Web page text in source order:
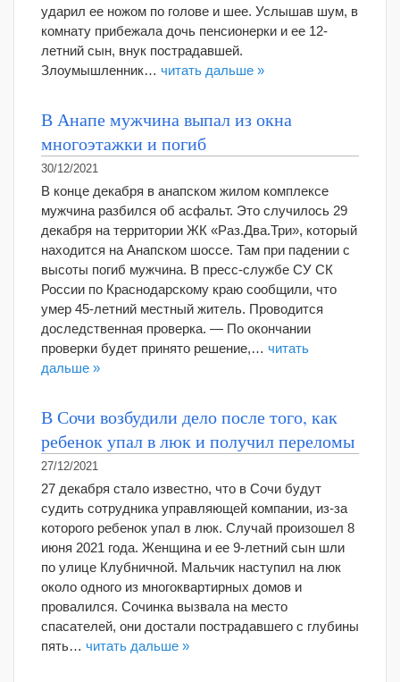
ударил ее ножом по голове и шее. Услышав шум, в
комнату прибежала дочь пенсионерки и ее 12-
летний сын, внук пострадавшей.
Злоумышленник… читать дальше »
В Анапе мужчина выпал из окна
многоэтажки и погиб
30/12/2021
В конце декабря в анапском жилом комплексе
мужчина разбился об асфальт. Это случилось 29
декабря на территории ЖК «Раз.Два.Три», который
находится на Анапском шоссе. Там при падении с
высоты погиб мужчина. В пресс-службе СУ СК
России по Краснодарскому краю сообщили, что
умер 45-летний местный житель. Проводится
доследственная проверка. — По окончании
проверки будет принято решение,… читать
дальше »
В Сочи возбудили дело после того, как
ребенок упал в люк и получил переломы
27/12/2021
27 декабря стало известно, что в Сочи будут
судить сотрудника управляющей компании, из-за
которого ребенок упал в люк. Случай произошел 8
июня 2021 года. Женщина и ее 9-летний сын шли
по улице Клубничной. Мальчик наступил на люк
около одного из многоквартирных домов и
провалился. Сочинка вызвала на место
спасателей, они достали пострадавшего с глубины
пять… читать дальше »